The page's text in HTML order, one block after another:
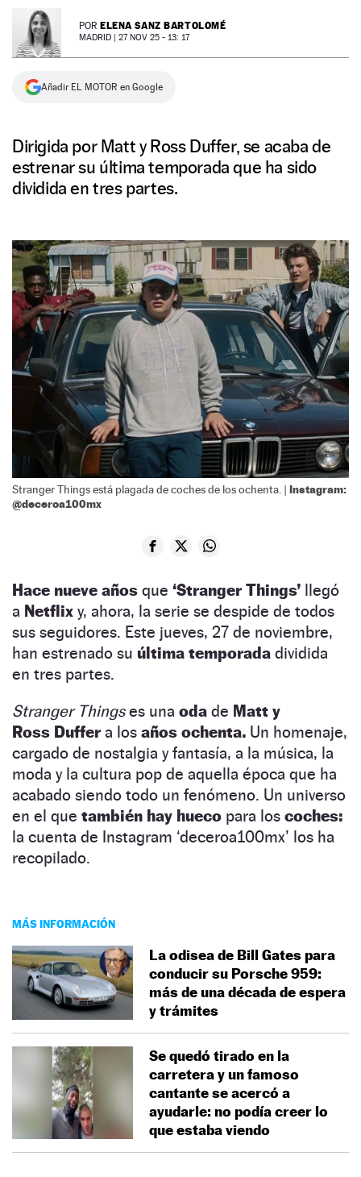
NEWSLETTER POR ELENA SANZ BARTOLOMÉ
MADRID | 27 NOV 25 - 13: 17
Añadir EL MOTOR en Google
Dirigida por Matt y Ross Duffer, se acaba de
estrenar su última temporada que ha sido
dividida en tres partes.
Stranger Things está plagada de coches de los ochenta. | Instagram:
@deceroa100mx
Hace nueve años que ‘Stranger Things’ llegó
a Netflix y, ahora, la serie se despide de todos
sus seguidores. Este jueves, 27 de noviembre,
han estrenado su última temporada dividida
en tres partes.
Stranger Thingses una oda de Matt y
Ross Duffera los años ochenta. Un homenaje,
cargado de nostalgia y fantasía, a la música, la
moda y la cultura pop de aquella época que ha
acabado siendo todo un fenómeno. Un universo
en el que también hay hueco para los coches:
la cuenta de Instagram ‘deceroa100mx’ los ha
recopilado.
MÁS INFORMACIÓN
La odisea de Bill Gates para
conducir su Porsche 959:
más de una década de espera
y trámites
Se quedó tirado en la
carretera y un famoso
cantante se acercó a
ayudarle: no podía creer lo
que estaba viendo